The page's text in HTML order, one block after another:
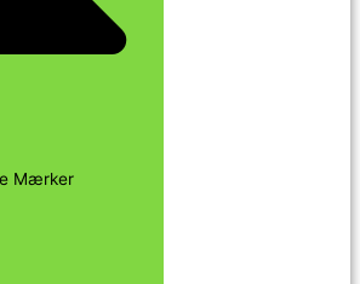
Mærker